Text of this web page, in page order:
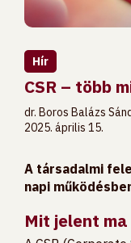
Hír
CSR – több
dr. Boros Balázs
2025. április 15.
A társadalmi
napi
Mit jelent ma